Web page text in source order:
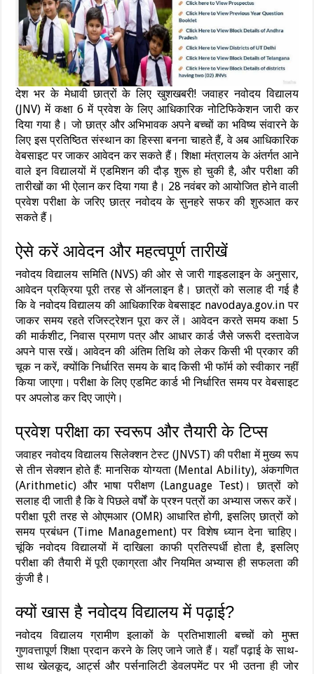
देश भर के मेधावी छात्रों के लिए खुशखबरी! जवाहर नवोदय विद्यालय
(JNV) में कक्षा 6 में प्रवेश के लिए आधिकारिक नोटिफिकेशन जारी कर
दिया गया है। जो छात्र और अभिभावक अपने बच्चों का भविष्य संवारने के
लिए इस प्रतिष्ठित संस्थान का हिस्सा बनना चाहते हैं, वे अब आधिकारिक
वेबसाइट पर जाकर आवेदन कर सकते हैं। शिक्षा मंत्रालय के अंतर्गत आने
वाले इन विद्यालयों में एडमिशन की दौड़ शुरू हो चुकी है, और परीक्षा की
तारीखों का भी ऐलान कर दिया गया है। 28 नवंबर को आयोजित होने वाली
प्रवेश परीक्षा के जरिए छात्र नवोदय के सुनहरे सफर की शुरुआत कर
सकते हैं।
ऐसे करें आवेदन और महत्वपूर्ण तारीखें
नवोदय विद्यालय समिति (NVS) की ओर से जारी गाइडलाइन के अनुसार,
आवेदन प्रक्रिया पूरी तरह से ऑनलाइन है। छात्रों को सलाह दी गई है
कि वे नवोदय विद्यालय की आधिकारिक वेबसाइट navodaya.gov.in पर
जाकर समय रहते रजिस्ट्रेशन पूरा कर लें। आवेदन करते समय कक्षा 5
की मार्कशीट, निवास प्रमाण पत्र और आधार कार्ड जैसे जरूरी दस्तावेज
अपने पास रखें। आवेदन की अंतिम तिथि को लेकर किसी भी प्रकार की
चूक न करें, क्योंकि निर्धारित समय के बाद किसी भी फॉर्म को स्वीकार नहीं
किया जाएगा। परीक्षा के लिए एडमिट कार्ड भी निर्धारित समय पर वेबसाइट
पर अपलोड कर दिए जाएंगे।
प्रवेश परीक्षा का स्वरूप और तैयारी के टिप्स
जवाहर नवोदय विद्यालय सिलेक्शन टेस्ट (JNVST) की परीक्षा में मुख्य रूप
से तीन सेक्शन होते हैं: मानसिक योग्यता (Mental Ability), अंकगणित
(Arithmetic) और भाषा परीक्षण (Language Test)। छात्रों को
सलाह दी जाती है कि वे पिछले वर्षों के प्रश्न पत्रों का अभ्यास जरूर करें।
परीक्षा पूरी तरह से ओएमआर (OMR) आधारित होगी, इसलिए छात्रों को
समय प्रबंधन (Time Management) पर विशेष ध्यान देना चाहिए।
चूंकि नवोदय विद्यालयों में दाखिला काफी प्रतिस्पर्धी होता है, इसलिए
परीक्षा की तैयारी में पूरी एकाग्रता और नियमित अभ्यास ही सफलता की
कुंजी है।
क्यों खास है नवोदय विद्यालय में पढ़ाई?
नवोदय विद्यालय ग्रामीण इलाकों के प्रतिभाशाली बच्चों को मुफ्त
गुणवत्तापूर्ण शिक्षा प्रदान करने के लिए जाने जाते हैं। यहाँ पढ़ाई के साथ-
साथ खेलकूद, आर्ट्स और पर्सनालिटी डेवलपमेंट पर भी उतना ही जोर